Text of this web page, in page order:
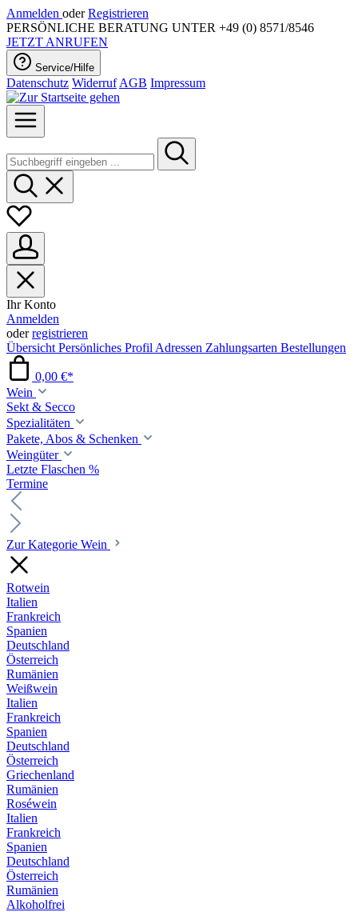
Anmelden oder Registrieren
PERSÖNLICHE BERATUNG UNTER +49 (0) 8571/8546
JETZT ANRUFEN
Service/Hilfe
Datenschutz Widerruf AGB Impressum
Ihr Konto
Anmelden
oderregistrieren
Übersicht Persönliches Profil Adressen Zahlungsarten Bestellungen
0,00 €*
Wein
Sekt & Secco
Spezialitäten
Pakete, Abos & Schenken
Weingüter
Letzte Flaschen %
Termine
Zur Kategorie Wein
Rotwein
Italien
Frankreich
Spanien
Deutschland
Österreich
Rumänien
Weißwein
Italien
Frankreich
Spanien
Deutschland
Österreich
Griechenland
Rumänien
Roséwein
Italien
Frankreich
Spanien
Deutschland
Österreich
Rumänien
Alkoholfrei